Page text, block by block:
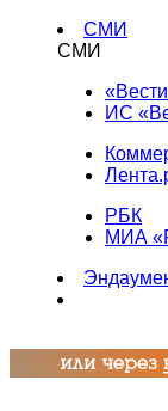
СМИ
СМИ
ИС
РБК
МИА